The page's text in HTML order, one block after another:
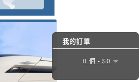
我的訂單
0 個 - $0